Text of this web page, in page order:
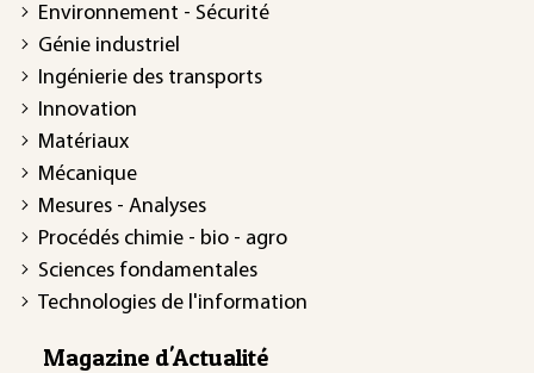
Environnement - Sécurité
Génie industriel
Ingénierie des transports
Innovation
Matériaux
Mécanique
Mesures - Analyses
Procédés chimie - bio - agro
Sciences fondamentales
Technologies de l'information
Magazine d'Actualité